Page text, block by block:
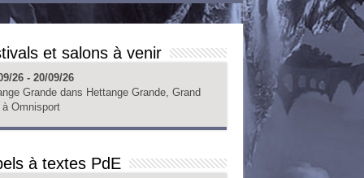
et salons à venir
26 - 20/09/26
Grande dans Hettange Grande, Grand
à Omnisport
à textes PdE